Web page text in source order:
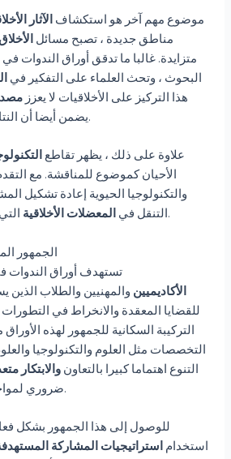
موضوع مهم آخر هو استكشاف الآثار
مناطق جديدة ، تصبح مسائل
متزايدة. غالبا ما تدقق أوراق الندوات في
البحوث ، وتحث العلماء على التفكير في
هذا التركيز على الأخلاقيات لا يعزز
يضمن أيضا أن النتائج تفيد المجتمع الأوسع.
علاوة على ذلك ، يظهر تقاطع
الأحيان كموضوع للمناقشة. مع
والتكنولوجيا الحيوية إعادة تشكيل
التنقل في المعضلات الأخلاقية التي تصاحب هذه الابتكارات.
الجمهور
تستهدف أوراق الندوات
الأكاديميين والمهنيين والطلاب
للقضايا المعقدة والانخراط في
التركيبة السكانية للجمهور لهذه
التخصصات مثل العلوم والتكنولوجيا
التنوع اهتماما كبيرا بالتعاون والابتكار
ضروري لمواجهة التحديات المعاصرة.
للوصول إلى هذا الجمهور بشكل
استخدام استراتيجيات المشاركة